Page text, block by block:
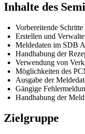
Inhalte des
Vorbereitende Schritte
Erstellen und
Meldedaten im SDB
Handhabung der
Verwendung von
Möglichkeiten des
Ausgabe der
Gängige
Handhabung der
Zielgruppe